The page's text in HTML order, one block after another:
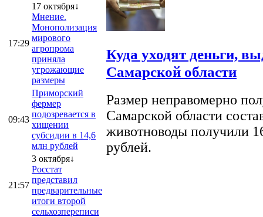
17:29
17 октября↓
Мнение.
Монополизация
мирового
агропрома
приняла
угрожающие
размеры
09:43
Приморский
фермер
подозревается в
хищении
субсидии в 14,6
млн рублей
21:57
3 октября↓
Росстат
представил
предварительные
итоги второй
сельхозпереписи
Куда уходят деньги,
Самарской области
Размер неправомерно
Самарской области
животноводы получили
рублей.